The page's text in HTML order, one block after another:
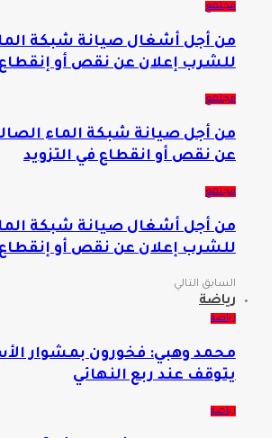
مجتمع
من أجل أشغال صيانة شبكة
للشرب إعلان عن نقص أو إنقطاع
مجتمع
من أجل صيانة شبكة الماء
عن نقص أو انقطاع في التزويد
مجتمع
من أجل أشغال صيانة شبكة
للشرب إعلان عن نقص أو إنقطاع
السابق التالي
رياضة
رياضة
محمد وهبي: فخورون بمشوار
يتوقف عند ربع النهائي
رياضة